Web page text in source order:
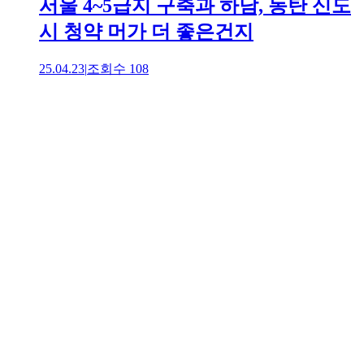
서울 4~5급지 구축과 하남, 동탄 신도
시 청약 머가 더 좋은건지
25.04.23|조회수 108